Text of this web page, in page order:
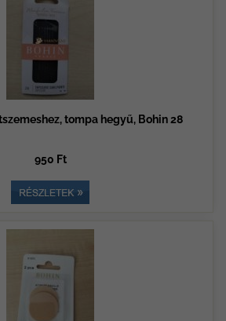
tompa hegyű, Bohin 28
950 Ft